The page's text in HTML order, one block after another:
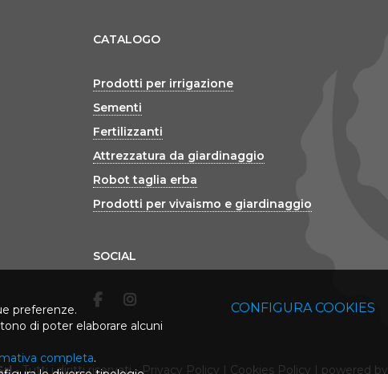
CATALOGO
Prodotti per irrigazione
Sementi
Fertilizzanti
Attrezzatura da giardinaggio
Robot taglia erba
Prodotti per vivaismo e giardinaggio
SOCIAL
- Tutti i diritti riservati- Privacy Policy | Cookies Policy | powered by
preferenze.
di poter elaborare alcuni
completa.
CONFIGURA COOKIES